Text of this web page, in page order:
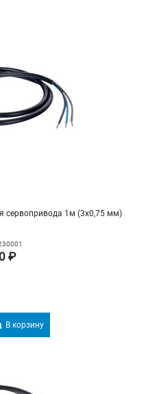
сервопривода 1м (3х0,75 мм)
₽
В корзину